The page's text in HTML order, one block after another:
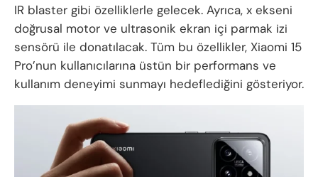
IR blaster gibi özelliklerle gelecek. Ayrıca, x ekseni
doğrusal motor ve ultrasonik ekran içi parmak izi
sensörü ile donatılacak. Tüm bu özellikler, Xiaomi 15
Pro’nun kullanıcılarına üstün bir performans ve
kullanım deneyimi sunmayı hedeflediğini gösteriyor.